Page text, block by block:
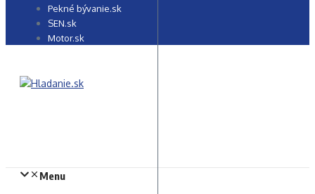
Pekné bývanie.sk
SEN.sk
Motor.sk
Menu